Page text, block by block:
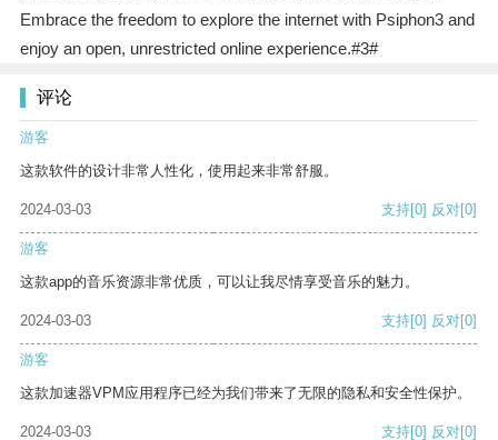
Embrace the freedom to explore the internet with Psiphon3 and
enjoy an open, unrestricted online experience.#3#
评论
游客
这款软件的设计非常人性化，使用起来非常舒服。
2024-03-03 支持[0] 反对[0]
游客
这款app的音乐资源非常优质，可以让我尽情享受音乐的魅力。
2024-03-03 支持[0] 反对[0]
游客
这款加速器VPM应用程序已经为我们带来了无限的隐私和安全性保护。
2024-03-03 支持[0] 反对[0]